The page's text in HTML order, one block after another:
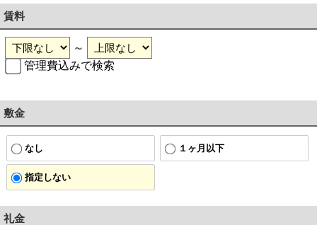
賃料
～
管理費込みで検索
敷金
なし １ヶ月以下
指定しない
礼金